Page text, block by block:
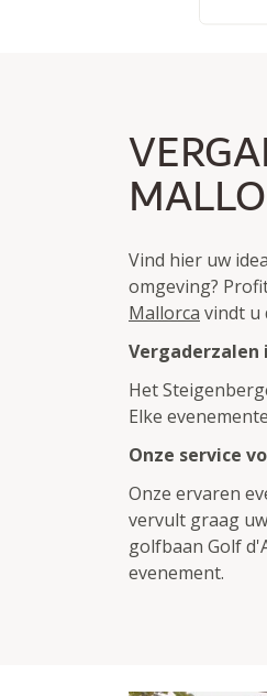
Vind hier uw
omgeving?
Mallorca vindt u
Vergaderzalen
Het
Elke
Onze service
Onze ervaren
vervult graag
golfbaan Golf
evenement.